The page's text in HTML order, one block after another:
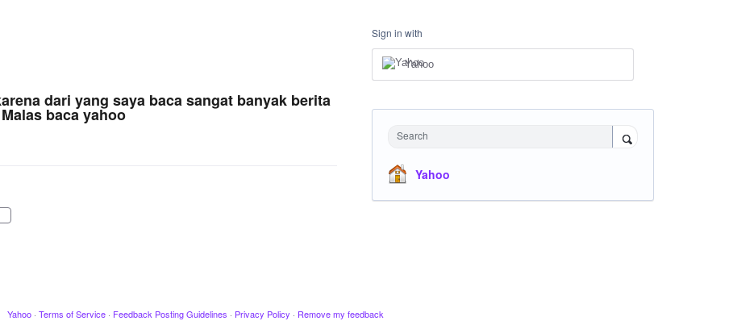
dari yang saya baca sangat banyak berita
baca yahoo
Sign in with
Yahoo
Search
Yahoo
Yahoo · Terms of Service · Feedback Posting Guidelines · Privacy Policy · Remove my feedback